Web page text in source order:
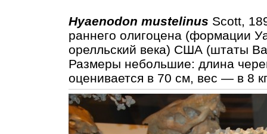
Hyaenodon mustelinus Scott,
раннего олигоцена (формации
орелльский века) США (штаты
Размеры небольшие: длина
оценивается в 70 см, вес — в 8